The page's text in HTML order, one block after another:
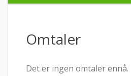
Omtaler
Det er ingen omtaler ennå.